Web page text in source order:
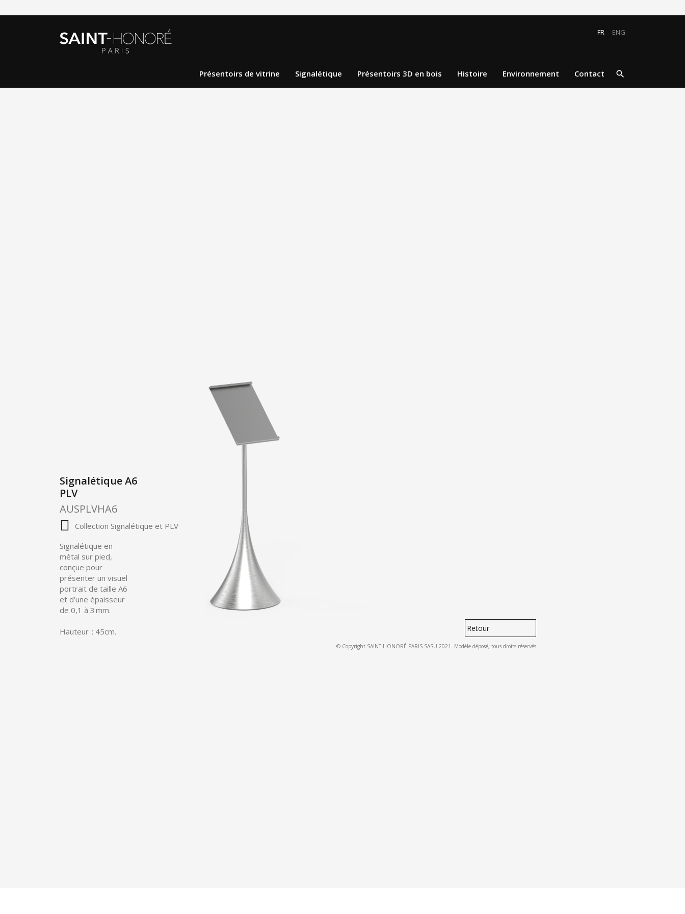
FR ENG
Présentoirs de vitrine Signalétique Présentoirs 3D en bois Histoire Environnement Contact search
Signalétique A6
PLV
AUSPLVHA6
Collection Signalétique et PLV
Signalétique en
métal sur pied,
conçue pour
présenter un visuel
portrait de taille A6
et d’une épaisseur
de 0,1 à 3 mm.
Hauteur : 45cm. Retour
© Copyright SAINT-HONORÉ PARIS SASU 2021. Modèle déposé, tous droits réservés